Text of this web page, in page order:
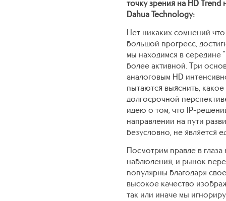
точку зрения на HD
Dahua Technology:
Нет никаких сомнений
большой прогресс,
мы находимся в середине
более активной. Три
аналоговым HD
пытаются выяснить,
долгосрочной
идею о том, что IP-
направлении на пути
безусловно, не является
Посмотрим правде в
наблюдения, и рынок
популярны благодаря
высокое качество
так или иначе мы